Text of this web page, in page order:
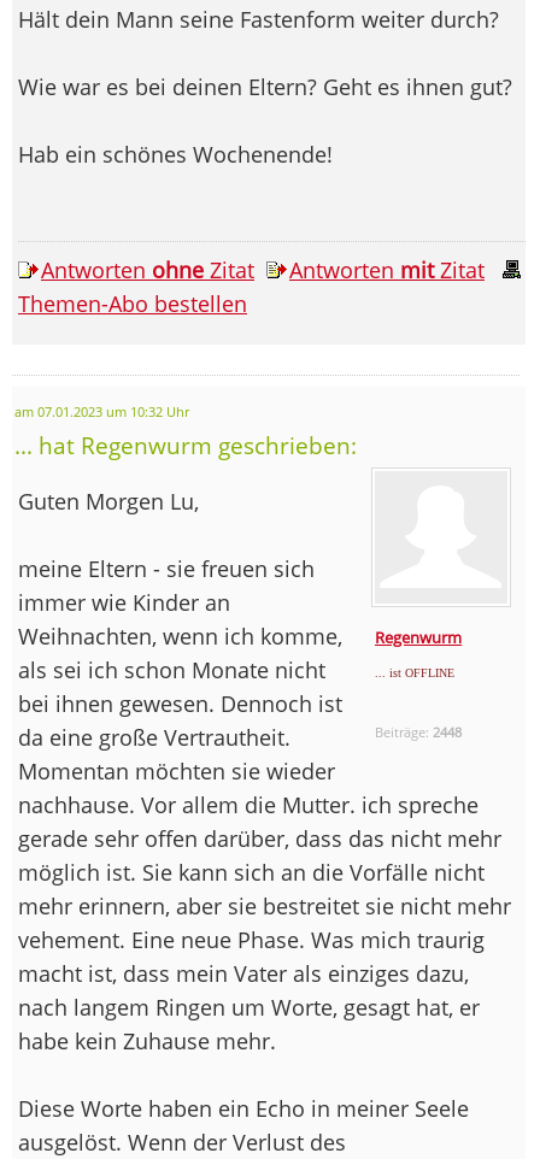
Hält dein Mann seine Fastenform weiter durch?
Wie war es bei deinen Eltern? Geht es ihnen gut?
Hab ein schönes Wochenende!
Antworten ohne Zitat Antworten mitZitat
Themen-Abo bestellen
am 07.01.2023 um 10:32 Uhr
... hat Regenwurm geschrieben:
Regenwurm
... ist OFFLINE
Beiträge: 2448
Guten Morgen Lu,
meine Eltern - sie freuen sich
immer wie Kinder an
Weihnachten, wenn ich komme,
als sei ich schon Monate nicht
bei ihnen gewesen. Dennoch ist
da eine große Vertrautheit.
Momentan möchten sie wieder
nachhause. Vor allem die Mutter. ich spreche
gerade sehr offen darüber, dass das nicht mehr
möglich ist. Sie kann sich an die Vorfälle nicht
mehr erinnern, aber sie bestreitet sie nicht mehr
vehement. Eine neue Phase. Was mich traurig
macht ist, dass mein Vater als einziges dazu,
nach langem Ringen um Worte, gesagt hat, er
habe kein Zuhause mehr.
Diese Worte haben ein Echo in meiner Seele
ausgelöst. Wenn der Verlust des